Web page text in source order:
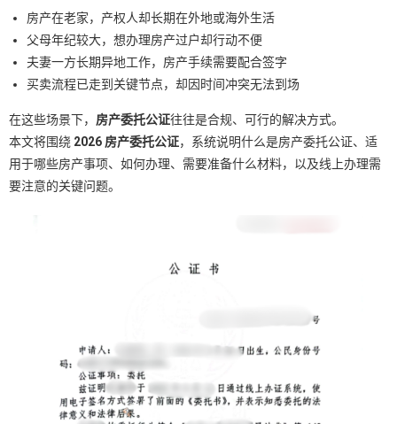
房产在老家，产权人却长期在外地或海外生活
父母年纪较大，想办理房产过户却行动不便
夫妻一方长期异地工作，房产手续需要配合签字
买卖流程已走到关键节点，却因时间冲突无法到场
在这些场景下， 房产委托公证往往是合规、可行的解决方式。
本文将围绕 2026 房产委托公证，系统说明什么是房产委托公证、适
用于哪些房产事项、如何办理、需要准备什么材料，以及线上办理需
要注意的关键问题。